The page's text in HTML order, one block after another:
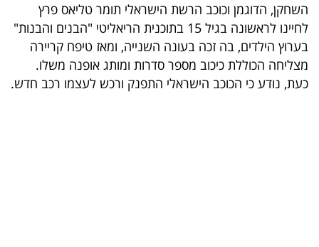
טלוויזיה
עסקי
ספורט
השחקן, הדוגמן וכוכב הרשת הישראלי תומר טליאס פרץ
לחיינו לראשונה בגיל 15 בתוכנית הריאליטי "הבנים והבנות"
בערוץ הילדים, בה זכה בעונה השנייה, ומאז טיפח קריירה
מצליחה הכוללת כיכוב מספר סדרות ומותג אופנה משלו.
כעת, נודע כי הכוכב הישראלי התפנק ורכש לעצמו רכב חדש.